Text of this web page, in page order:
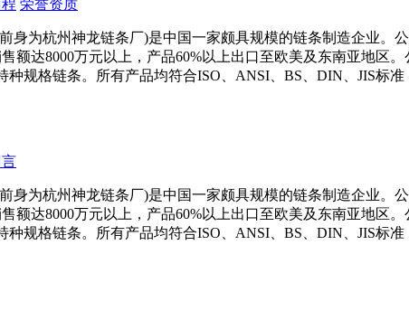
荣誉资质
身为杭州神龙链条厂)是中国一家颇具规模的链条制造企业。
额达8000万元以上，产品60%以上出口至欧美及东南亚地区
种规格链条。所有产品均符合ISO、ANSI、BS、DIN、JIS标
身为杭州神龙链条厂)是中国一家颇具规模的链条制造企业。
额达8000万元以上，产品60%以上出口至欧美及东南亚地区
种规格链条。所有产品均符合ISO、ANSI、BS、DIN、JIS标